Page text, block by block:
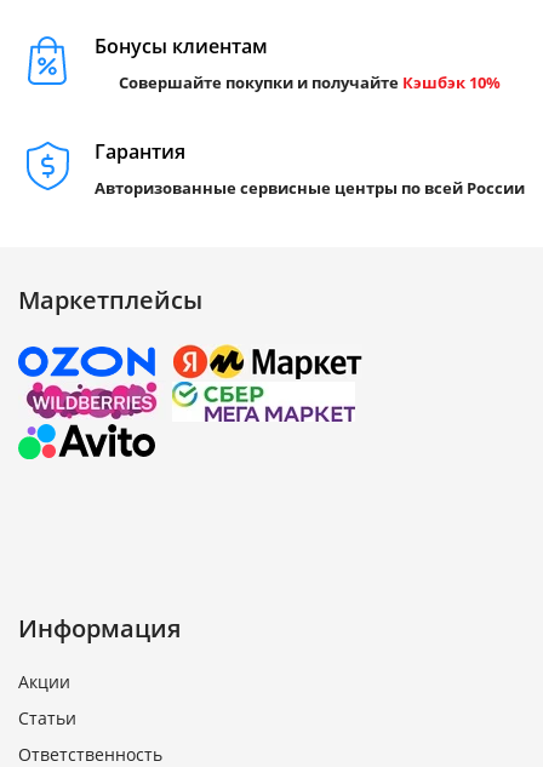
Бонусы клиентам
Совершайте покупки и получайте Кэшбэк 10%
Гарантия
Авторизованные сервисные центры по всей России
Маркетплейсы
Информация
Акции
Статьи
Ответственность